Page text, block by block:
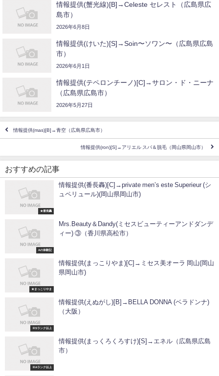
情報提供(蟹光線)[B]→Celeste セレスト（広島県広
島市）
2026年6月8日
情報提供(けいた)[S]→Soin〜ソワン〜（広島県広島
市）
2026年6月1日
情報提供(テペロンチーノ)[C]→サロン・ド・ニーナ
（広島県広島市）
2026年5月27日
情報提供(mas)[B]→青空（広島県広島市）
情報提供(ron)[S]→アリエル スパ＆脱毛（岡山県岡山市）
おすすめの記事
★番長轟
情報提供(番長轟)[C]→private men’s este Superieur (シ
ュペリュール)(岡山県岡山市)
Aの体験記
Mrs.Beauty＆Dandy(ミセスビューティーアンドダンデ
ィー) ③（香川県高松市）
★まっこりやま
情報提供(まっこりやま)[C]→ミセス美オーラ 岡山(岡山
県岡山市)
※Sランク以上
情報提供(えぬがし)[B]→BELLA DONNA (ベラドンナ)
（大阪）
※Aランク以上
情報提供(まっくろくろすけ)[S]→エネル（広島県広島
市）